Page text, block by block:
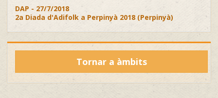
DAP - 27/7/2018
2a Diada d'Adifolk a Perpinyà 2018 (Perpinyà)
Tornar a àmbits